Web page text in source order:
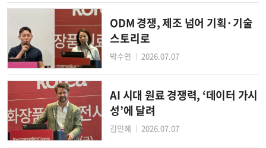
ODM 경쟁, 제조 넘어 기획·기술
스토리로
박수연 │ 2026.07.07
AI 시대 원료 경쟁력, ‘데이터 가시
성’에 달려
김민혜 │ 2026.07.07